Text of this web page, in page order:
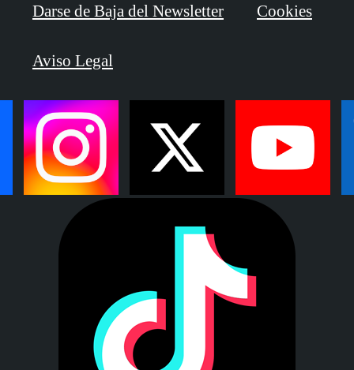
Darse de Baja del Newsletter Cookies
Aviso Legal